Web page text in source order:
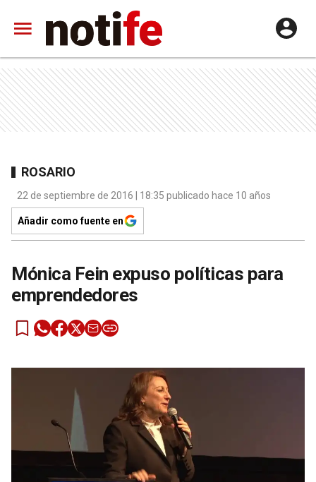
ROSARIO
22 de septiembre de 2016 | 18:35 publicado hace 10 años
Añadir como fuente en
Mónica Fein expuso políticas para
emprendedores